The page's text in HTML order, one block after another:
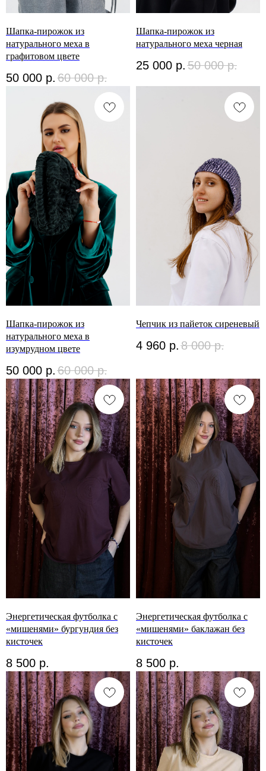
Шапка-пирожок из
натурального меха в
графитовом цвете
50 000 р. 60 000 р.
Шапка-пирожок из
натурального меха черная
25 000 р. 50 000 р.
Шапка-пирожок из
натурального меха в
изумрудном цвете
50 000 р. 60 000 р.
Чепчик из пайеток сиреневый
4 960 р. 8 000 р.
Энергетическая футболка с
«мишенями» бургундия без
кисточек
8 500 р.
Энергетическая футболка с
«мишенями» баклажан без
кисточек
8 500 р.